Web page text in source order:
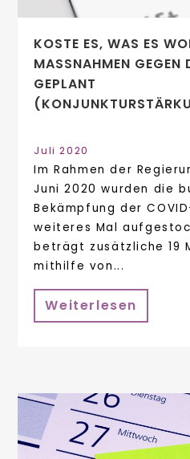
KOSTE ES, WAS ES
MASSNAHMEN GEGEN
EPLANT (
Juli 2020
Im Rahmen der
Juni 2020 wurden die
Bekämpfung der
weiteres Mal
beträgt zusätzliche 19
mithilfe von...
Weiterlesen